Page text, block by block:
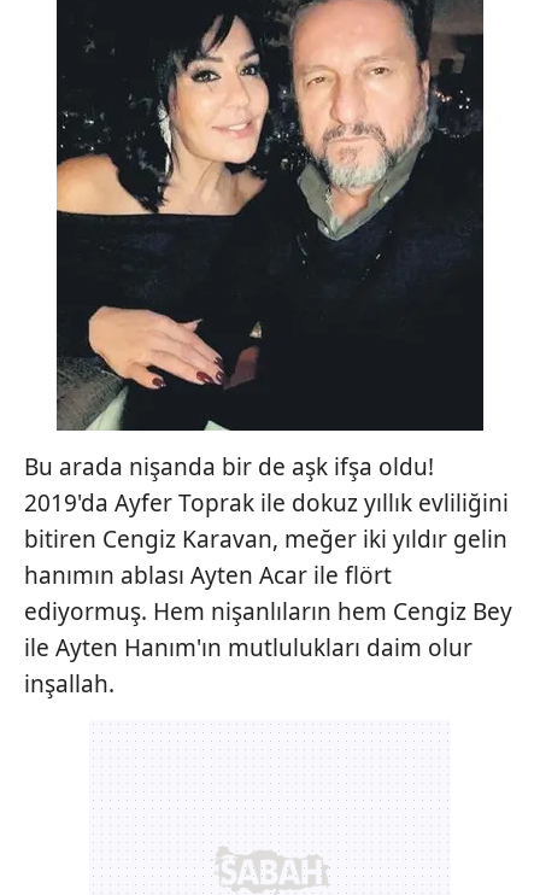
Bu arada nişanda bir de aşk ifşa oldu!
2019'da Ayfer Toprak ile dokuz yıllık evliliğini
bitiren Cengiz Karavan, meğer iki yıldır gelin
hanımın ablası Ayten Acar ile flört
ediyormuş. Hem nişanlıların hem Cengiz Bey
ile Ayten Hanım'ın mutlulukları daim olur
inşallah.